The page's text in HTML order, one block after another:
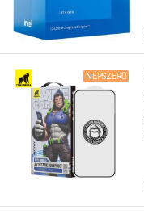
NÉPSZERŰ